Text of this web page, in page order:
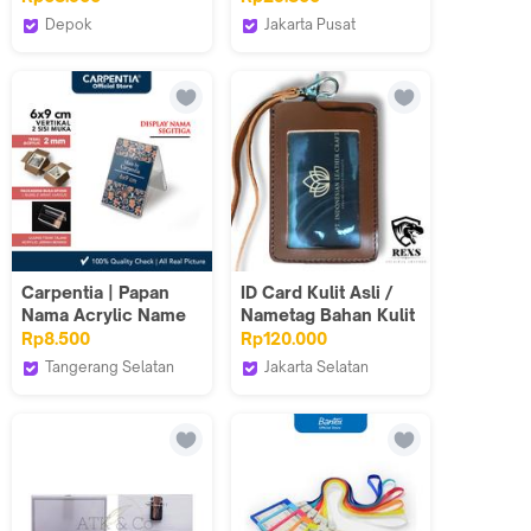
Depok
Name Tag Bantex
Jakarta Pusat
Carpentia | Papan
Nama Acrylic Name
Label - 6x9 cm
Vertikal Portrait -
[Display Nama Harga
Rp8.500
Tangerang Selatan
ID Card Kulit Asli /
Nametag Bahan Kulit
Asli Warna Hitam Dan
Coklat Tali
Rp120.000
Jakarta Selatan